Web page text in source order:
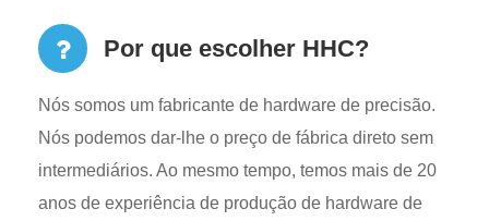
Por que escolher HHC?
Nós somos um fabricante de hardware de precisão.
Nós podemos dar-lhe o preço de fábrica direto sem
intermediários. Ao mesmo tempo, temos mais de 20
anos de experiência de produção de hardware de